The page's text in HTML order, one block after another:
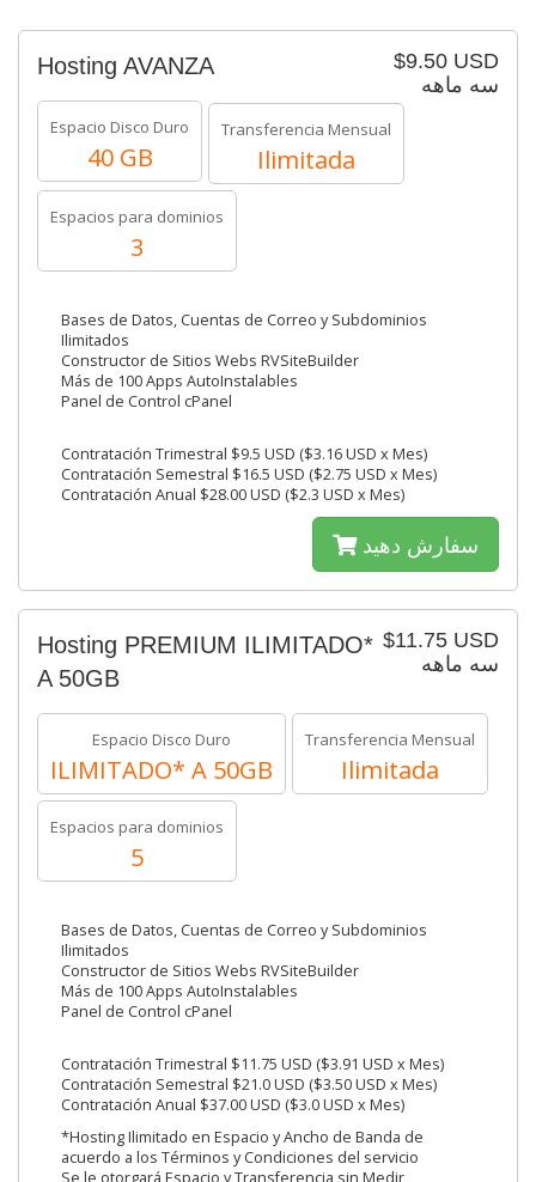
$9.50 USD
سه ماهه
Hosting AVANZA
Espacio Disco Duro
40 GB
Transferencia Mensual
Ilimitada
Espacios para dominios
3
Bases de Datos, Cuentas de Correo y Subdominios
Ilimitados
Constructor de Sitios Webs RVSiteBuilder
Más de 100 Apps AutoInstalables
Panel de Control cPanel
Contratación Trimestral $9.5 USD ($3.16 USD x Mes)
Contratación Semestral $16.5 USD ($2.75 USD x Mes)
Contratación Anual $28.00 USD ($2.3 USD x Mes)
سفارش دهید
$11.75 USD
سه ماهه
Hosting PREMIUM ILIMITADO*
A 50GB
Espacio Disco Duro
ILIMITADO* A 50GB
Transferencia Mensual
Ilimitada
Espacios para dominios
5
Bases de Datos, Cuentas de Correo y Subdominios
Ilimitados
Constructor de Sitios Webs RVSiteBuilder
Más de 100 Apps AutoInstalables
Panel de Control cPanel
Contratación Trimestral $11.75 USD ($3.91 USD x Mes)
Contratación Semestral $21.0 USD ($3.50 USD x Mes)
Contratación Anual $37.00 USD ($3.0 USD x Mes)
*Hosting Ilimitado en Espacio y Ancho de Banda de
acuerdo a los Términos y Condiciones del servicio
Se le otorgará Espacio y Transferencia sin Medir